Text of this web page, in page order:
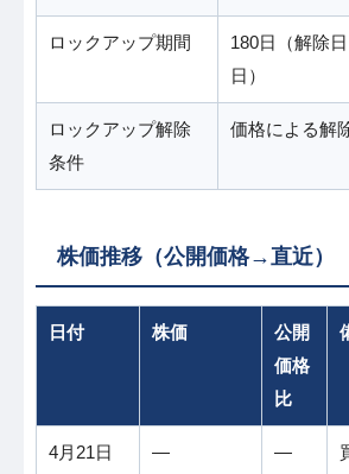
ロックアップ期間
180日（解除
日）
ロックアップ解除
条件
価格による解
株価推移（公開価格→直近）
日付 株価
公開
価格
比
4月21日
― ―